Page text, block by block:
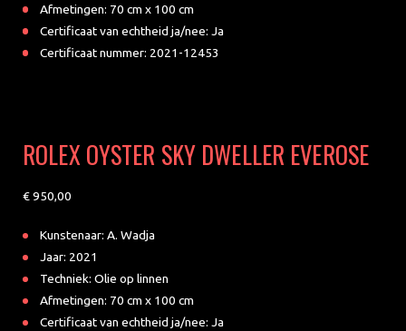
Afmetingen: 70 cm x 100 cm
Certificaat van echtheid ja/nee: Ja
Certificaat nummer: 2021-12453
ROLEX OYSTER SKY DWELLER EVEROSE
950
Kunstenaar: A. Wadja
Jaar: 2021
Techniek: Olie op linnen
Afmetingen: 70 cm x 100 cm
Certificaat van echtheid ja/nee: Ja